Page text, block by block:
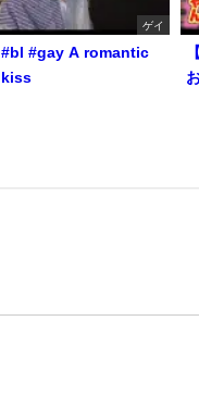
ゲイ
#bl #gay A romantic
kiss